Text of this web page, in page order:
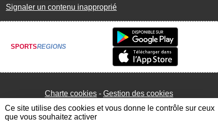
Signaler un contenu inapproprié
SPORTSREGIONS
Charte cookies Gestion des cookies
Ce site utilise des cookies et vous donne le contrôle sur ceux
que vous souhaitez activer